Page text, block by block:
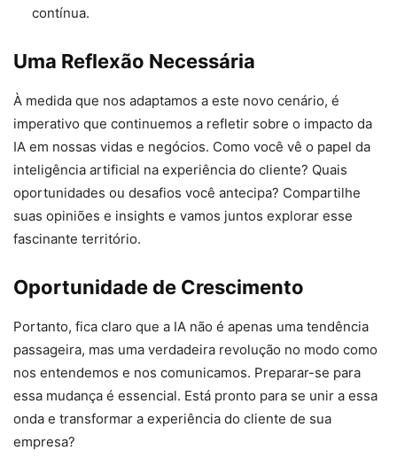
contínua.
Uma Reflexão Necessária
À medida que nos adaptamos a este novo cenário, é
imperativo que continuemos a refletir sobre o impacto da
IA em nossas vidas e negócios. Como você vê o papel da
inteligência artificial na experiência do cliente? Quais
oportunidades ou desafios você antecipa? Compartilhe
suas opiniões e insights e vamos juntos explorar esse
fascinante território.
Oportunidade de Crescimento
Portanto, fica claro que a IA não é apenas uma tendência
passageira, mas uma verdadeira revolução no modo como
nos entendemos e nos comunicamos. Preparar-se para
essa mudança é essencial. Está pronto para se unir a essa
onda e transformar a experiência do cliente de sua
empresa?